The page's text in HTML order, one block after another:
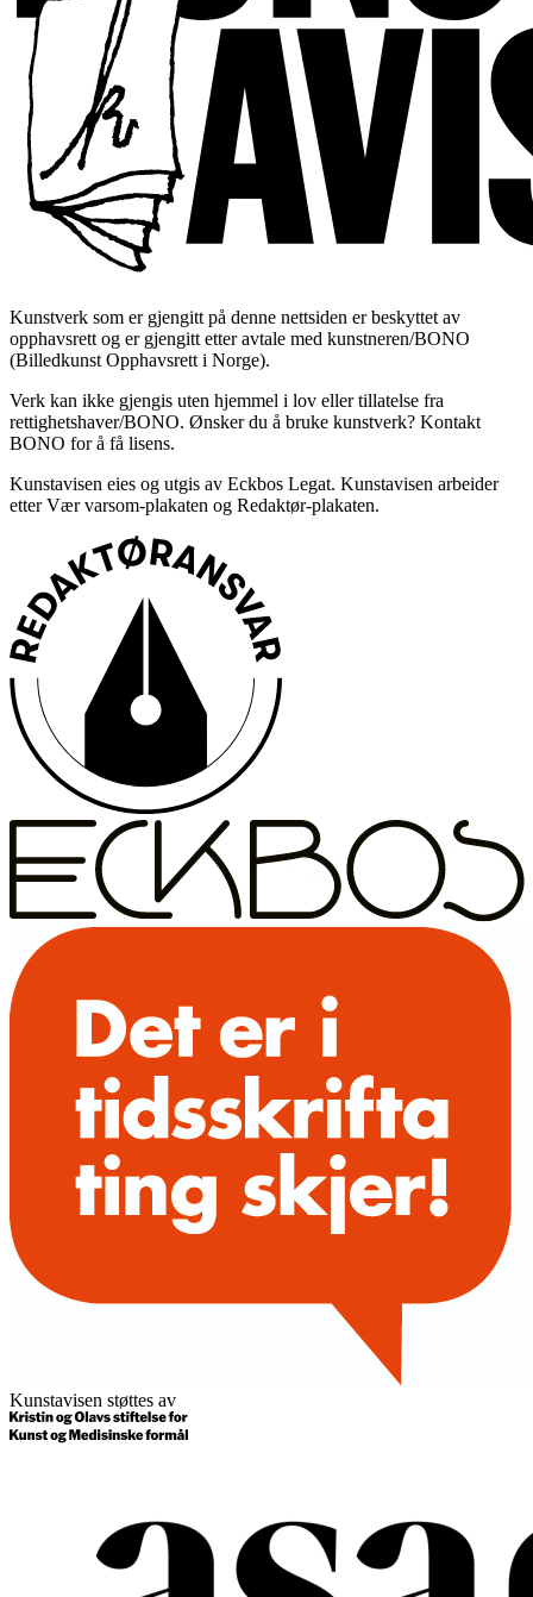
Kunstverk som er gjengitt på denne nettsiden er beskyttet av
opphavsrett og er gjengitt etter avtale med kunstneren/BONO
(Billedkunst Opphavsrett i Norge).
Verk kan ikke gjengis uten hjemmel i lov eller tillatelse fra
rettighetshaver/BONO. Ønsker du å bruke kunstverk? Kontakt
BONO for å få lisens.
Kunstavisen eies og utgis av Eckbos Legat. Kunstavisen arbeider
etter Vær varsom-plakaten og Redaktør-plakaten.
Kunstavisen støttes av